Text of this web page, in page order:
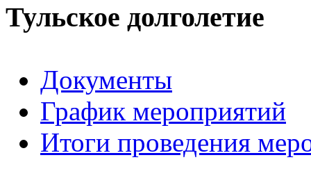
Тульское долголетие
Документы
График мероприятий
Итоги проведения